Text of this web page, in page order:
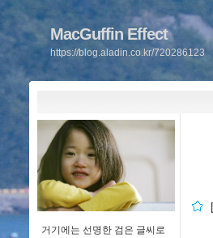
MacGuffin Effect
https://blog.aladin.co.kr/720286123
거기에는 선명한 검은 글씨로